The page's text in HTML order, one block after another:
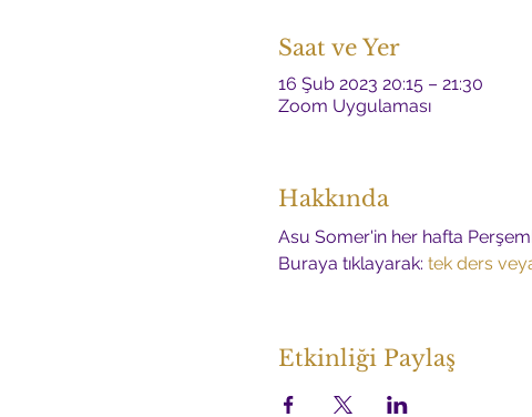
Saat ve Yer
16 Şub 2023 20:15 – 21:30
Zoom Uygulaması
Hakkında
Asu Somer'in her hafta
Buraya tıklayarak: tek ders
Etkinliği Paylaş